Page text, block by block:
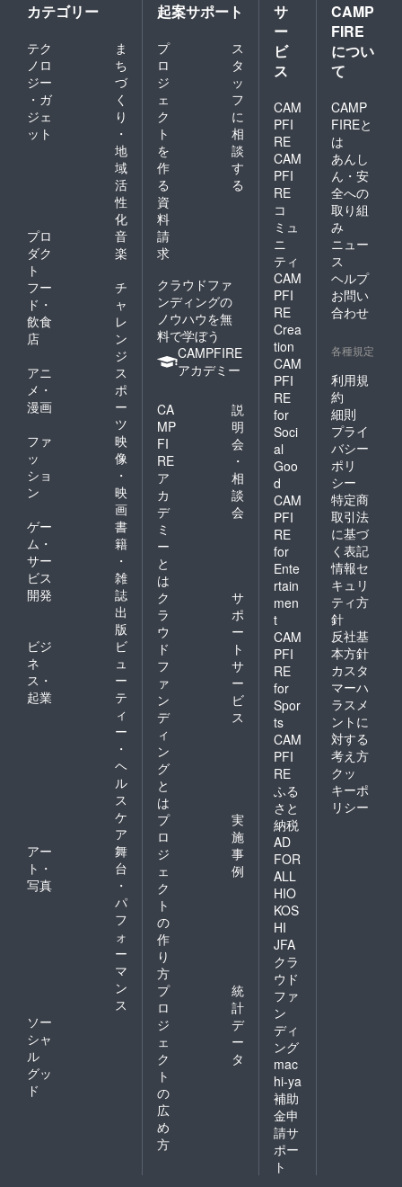
カテゴリー
テク
ノロ
ジー
・ガ
ジェ
ット
ま
ち
づ
く
り
・
地
域
活
性
化
プロ
ダク
ト
音
楽
フー
ド・
飲食
店
チ
ャ
レ
ン
ジ
アニ
メ・
漫画
ス
ポ
ー
ツ
ファ
ッ
ショ
ン
映
像
・
映
画
ゲー
ム・
サー
ビス
開発
書
籍
・
雑
誌
出
版
ビジ
ネ
ス・
起業
ビ
ュ
ー
テ
ィ
ー
・
ヘ
ル
ス
ケ
ア
アー
ト・
写真
舞
台
・
パ
フ
ォ
ー
マ
ン
ス
ソー
シャ
ル
グッ
ド
起案サポート
プ
ロ
ジ
ェ
ク
ト
を
作
る
ス
タ
ッ
フ
に
相
談
す
る
資
料
請
求
クラウドファ
ンディングの
ノウハウを無
料で学ぼう
CAMPFIRE
アカデミー
CA
MP
FI
RE
ア
カ
デ
ミ
ー
と
は
説
明
会
・
相
談
会
ク
ラ
ウ
ド
フ
ァ
ン
デ
ィ
ン
グ
と
は
サ
ポ
ー
ト
サ
ー
ビ
ス
プ
ロ
ジ
ェ
ク
ト
の
作
り
方
実
施
事
例
プ
ロ
ジ
ェ
ク
ト
の
広
め
方
統
計
デ
ー
タ
サ
ー
ビ
ス
CAM
PFI
RE
CAM
PFI
RE
コ
ミュ
ニ
ティ
CAM
PFI
RE
Crea
tion
CAM
PFI
RE
for
Soci
al
Goo
d
CAM
PFI
RE
for
Ente
rtain
men
t
CAM
PFI
RE
for
Spor
ts
CAM
PFI
RE
ふる
さと
納税
AD
FOR
ALL
HIO
KOS
HI
JFA
クラ
ウド
ファ
ン
ディ
ング
mac
hi-ya
補助
金申
請サ
ポー
ト
CAMP
FIRE
につい
て
CAMP
FIREと
は
あんし
ん・安
全への
取り組
み
ニュー
ス
ヘルプ
お問い
合わせ
各種規定
利用規
約
細則
プライ
バシー
ポリ
シー
特定商
取引法
に基づ
く表記
情報セ
キュリ
ティ方
針
反社基
本方針
カスタ
マーハ
ラスメ
ントに
対する
考え方
クッ
キーポ
リシー